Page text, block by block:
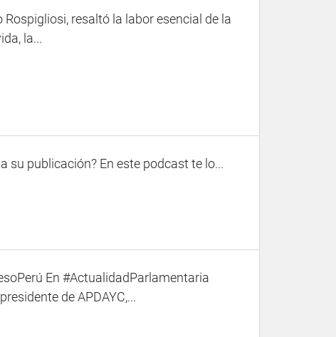
resaltó la labor esencial de la
la...
su publicación? En este podcast te lo...
En #ActualidadParlamentaria
de APDAYC,...